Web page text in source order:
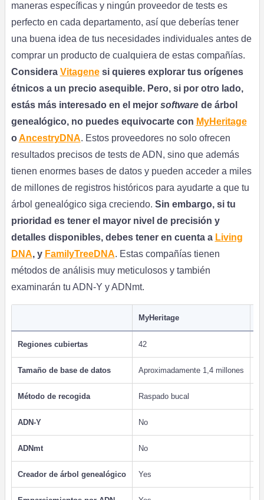
maneras específicas y ningún proveedor de tests es
perfecto en cada departamento, así que deberías tener
una buena idea de tus necesidades individuales antes de
comprar un producto de cualquiera de estas compañías.
Considera Vitagenesi quieres explorar tus orígenes
étnicos a un precio asequible. Pero, si por otro lado,
estás más interesado en el mejor softwarede árbol
genealógico, no puedes equivocarte con MyHeritage
oAncestryDNA. Estos proveedores no solo ofrecen
resultados precisos de tests de ADN, sino que además
tienen enormes bases de datos y pueden acceder a miles
de millones de registros históricos para ayudarte a que tu
árbol genealógico siga creciendo. Sin embargo, si tu
prioridad es tener el mayor nivel de precisión y
detalles disponibles, debes tener en cuenta a Living
DNA, y FamilyTreeDNA. Estas compañías tienen
métodos de análisis muy meticulosos y también
examinarán tu ADN-Y y ADNmt.
MyHeritage
Regiones cubiertas 42
Tamaño de base de datos Aproximadamente 1,4 millones
Método de recogida Raspado bucal
ADN-Y No
ADNmt No
Creador de árbol genealógico Yes